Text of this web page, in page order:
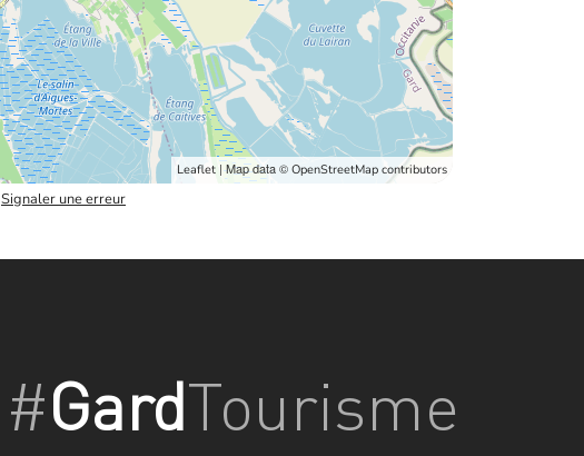
Leaflet | Map data ©OpenStreetMap contributors
Signaler une erreur
#GardTourisme